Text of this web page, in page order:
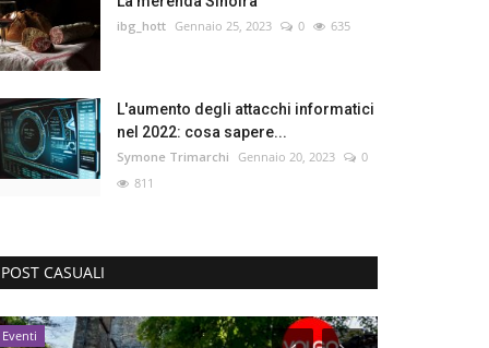
ibg_hott Gennaio 25, 2023 0 635
L'aumento degli attacchi informatici
nel 2022: cosa sapere...
Symone Trimarchi Gennaio 20, 2023
0
811
POST CASUALI
Eventi